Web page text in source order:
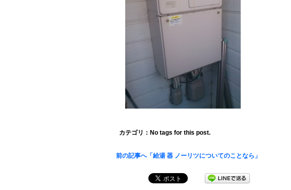
カテゴリ：No tags for this post.
前の記事へ「給湯 器 ノーリツについてのことなら」